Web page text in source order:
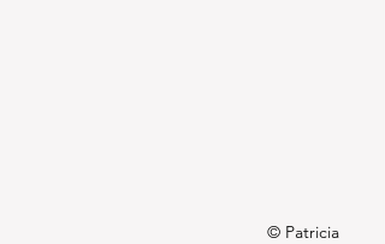
© Patricia